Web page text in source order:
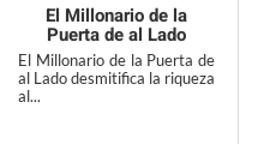
El Millonario de la
Puerta de al Lado
El Millonario de la Puerta de
al Lado desmitifica la riqueza
al...